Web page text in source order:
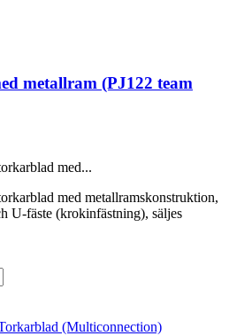
metallram (PJ122 team
med...
med metallramskonstruktion,
U-fäste (krokinfästning), säljes